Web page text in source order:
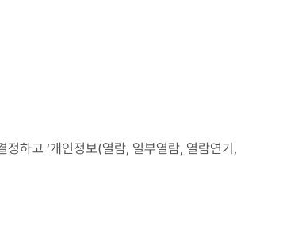
하고 ‘개인정보(열람, 일부열람, 열람연기,